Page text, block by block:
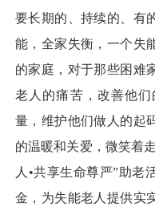
要长期的、持续的、有
能，全家失衡，一个失
的家庭，对于那些困难
老人的痛苦，改善他
量，维护他们做人的起
的温暖和关爱，微笑着
人•共享生命尊严”助老
金，为失能老人提供实